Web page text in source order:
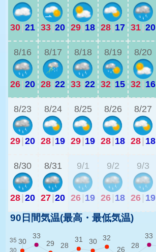
30|21 33|20 29|18 28|17 31|20
8/16
26|20
8/17
28|22
8/18
33|22
8/19
32|15
8/20
32| 16
8/23
29|20
8/24
28|19
8/25
29|19
8/26
28|18
8/27
28| 18
8/30
28|20
8/31
27|20
9/1
26 19
9/2
26 18
9/3
26 19
90日間気温(最高・最低気温)